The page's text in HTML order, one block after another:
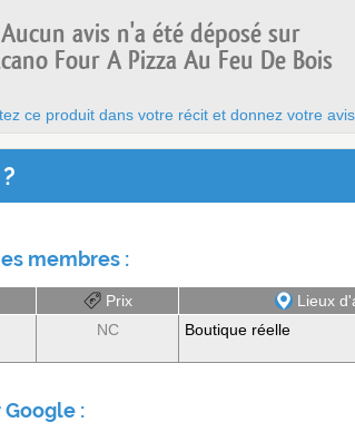
Aucun avis n'a été déposé sur
Four A Pizza Au Feu De Bois
ce produit dans votre récit et donnez votre avis
membres :
Prix
Lieux
NC Boutique réelle
: